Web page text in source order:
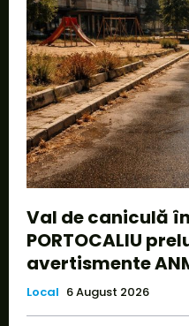
Val de caniculă
PORTOCALIU
avertismente
Local 6 August 2026